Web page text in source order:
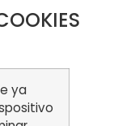
ya